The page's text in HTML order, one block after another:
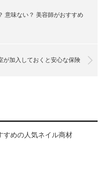
イン
しく輝く爪先
のジェル）
拭き取り不用のトッ
く見せてくれるミラーネ
インを楽しめるでしょ
ー
りのポリッシュマニュキ
近いイメージに仕上がり
意味ない？ 美容師がおすすめ
が加入しておくと安心な保険
すめの人気ネイル商材